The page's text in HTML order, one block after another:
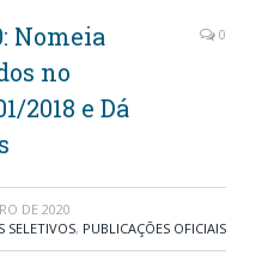
Nomeia
no
2018 e Dá
0
DE 2020
SELETIVOS, PUBLICAÇÕES OFICIAIS